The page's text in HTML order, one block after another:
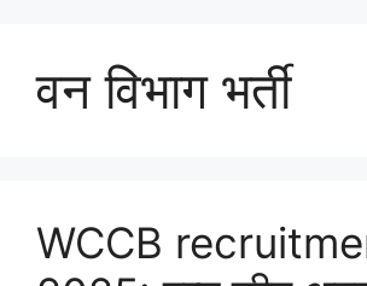
वन विभाग भर्ती
WCCB